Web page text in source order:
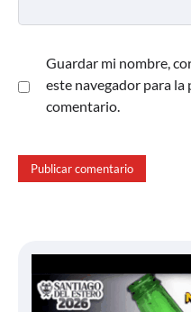
Guardar mi nombre,
este navegador para la
comentario.